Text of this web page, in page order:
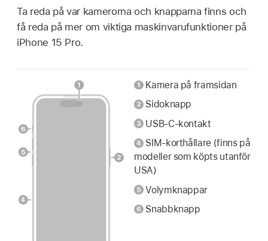
Ta reda på var kamerorna och knapparna finns och
få reda på mer om viktiga maskinvarufunktioner på
iPhone 15 Pro.
Kamera på framsidan
Sidoknapp
USB-C-kontakt
SIM-korthållare (finns på
modeller som köpts utanför
USA)
Volymknappar
Snabbknapp